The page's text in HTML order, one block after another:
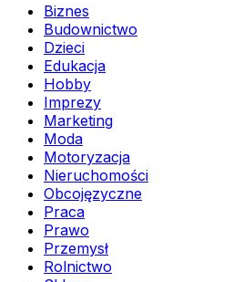
Biznes
Budownictwo
Dzieci
Edukacja
Hobby
Imprezy
Marketing
Moda
Motoryzacja
Nieruchomości
Obcojęzyczne
Praca
Prawo
Przemysł
Rolnictwo